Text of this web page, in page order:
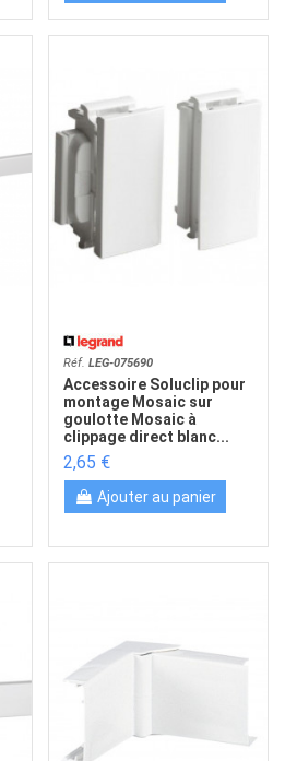
Réf.LEG-075690
Accessoire Soluclip pour
montage Mosaic sur
goulotte Mosaic à
clippage direct blanc...
2,65 €
Ajouter au panier